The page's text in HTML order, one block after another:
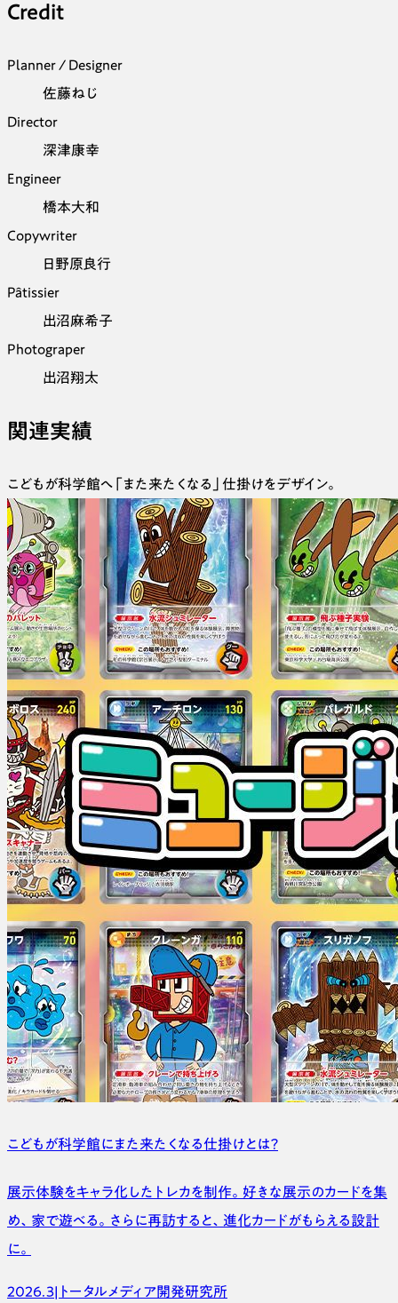
Credit
Planner / Designer
佐藤ねじ
Director
深津康幸
Engineer
橋本大和
Copywriter
日野原良行
Pâtissier
出沼麻希子
Photograper
出沼翔太
関連実績
こどもが科学館へ「また来たくなる」仕掛けをデザイン。
こどもが科学館にまた来たくなる仕掛けとは？
展示体験をキャラ化したトレカを制作。好きな展示のカードを集
め、家で遊べる。さらに再訪すると、進化カードがもらえる設計
に。
2026.3| トータルメディア開発研究所